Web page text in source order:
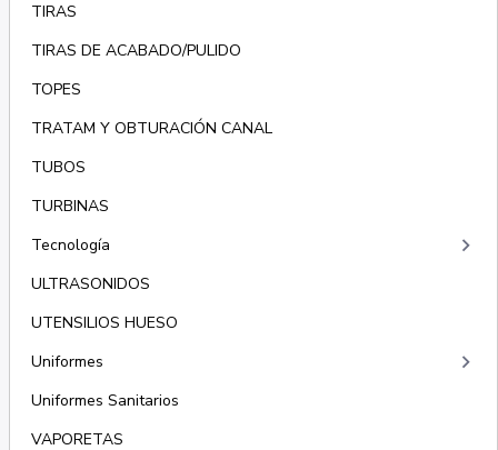
TIRAS
TIRAS DE ACABADO/PULIDO
TOPES
TRATAM Y OBTURACIÓN CANAL
TUBOS
TURBINAS
Tecnología
keyboard_arrow_right
ULTRASONIDOS
UTENSILIOS HUESO
Uniformes
keyboard_arrow_right
Uniformes Sanitarios
VAPORETAS